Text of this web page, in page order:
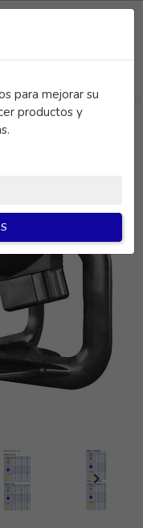
para mejorar su
productos y
